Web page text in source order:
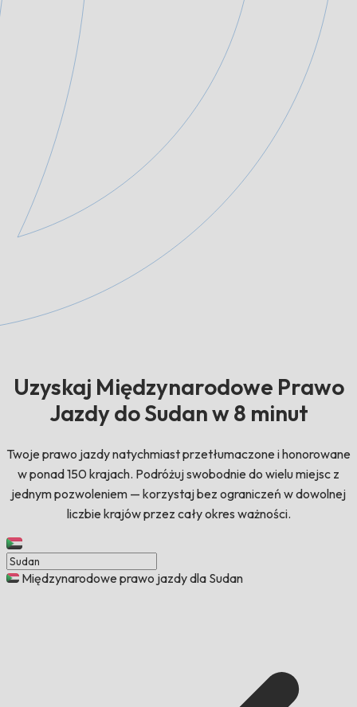
Uzyskaj Międzynarodowe Prawo
Jazdy do Sudan w 8 minut
Twoje prawo jazdy natychmiast przetłumaczone i honorowane
w ponad 150 krajach. Podróżuj swobodnie do wielu miejsc z
jednym pozwoleniem — korzystaj bez ograniczeń w dowolnej
liczbie krajów przez cały okres ważności.
Międzynarodowe prawo jazdy dla Sudan